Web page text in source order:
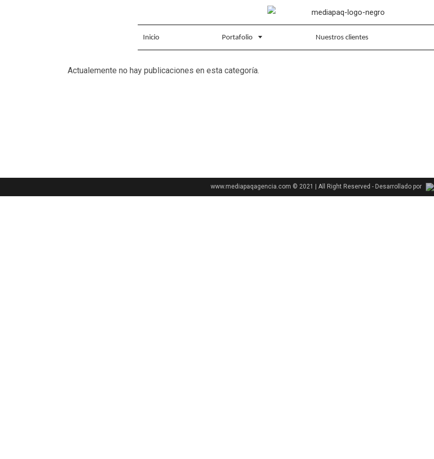
Inicio Portafolio Nuestros clientes
Actualemente no hay publicaciones en esta categoría.
www.mediapaqagencia.com © 2021 | All Right Reserved - Desarrollado por